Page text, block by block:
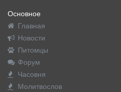
Основное
Главная
Новости
Питомцы
Форум
Часовня
Молитвослов